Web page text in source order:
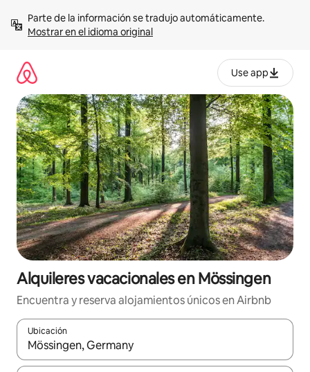
contenidoMostrar en el idioma original
Use app
Alquileres vacacionales en Mössingen
Encuentra y reserva alojamientos únicos en Airbnb
Ubicación
Cuando los resultados estén disponibles, navega con las